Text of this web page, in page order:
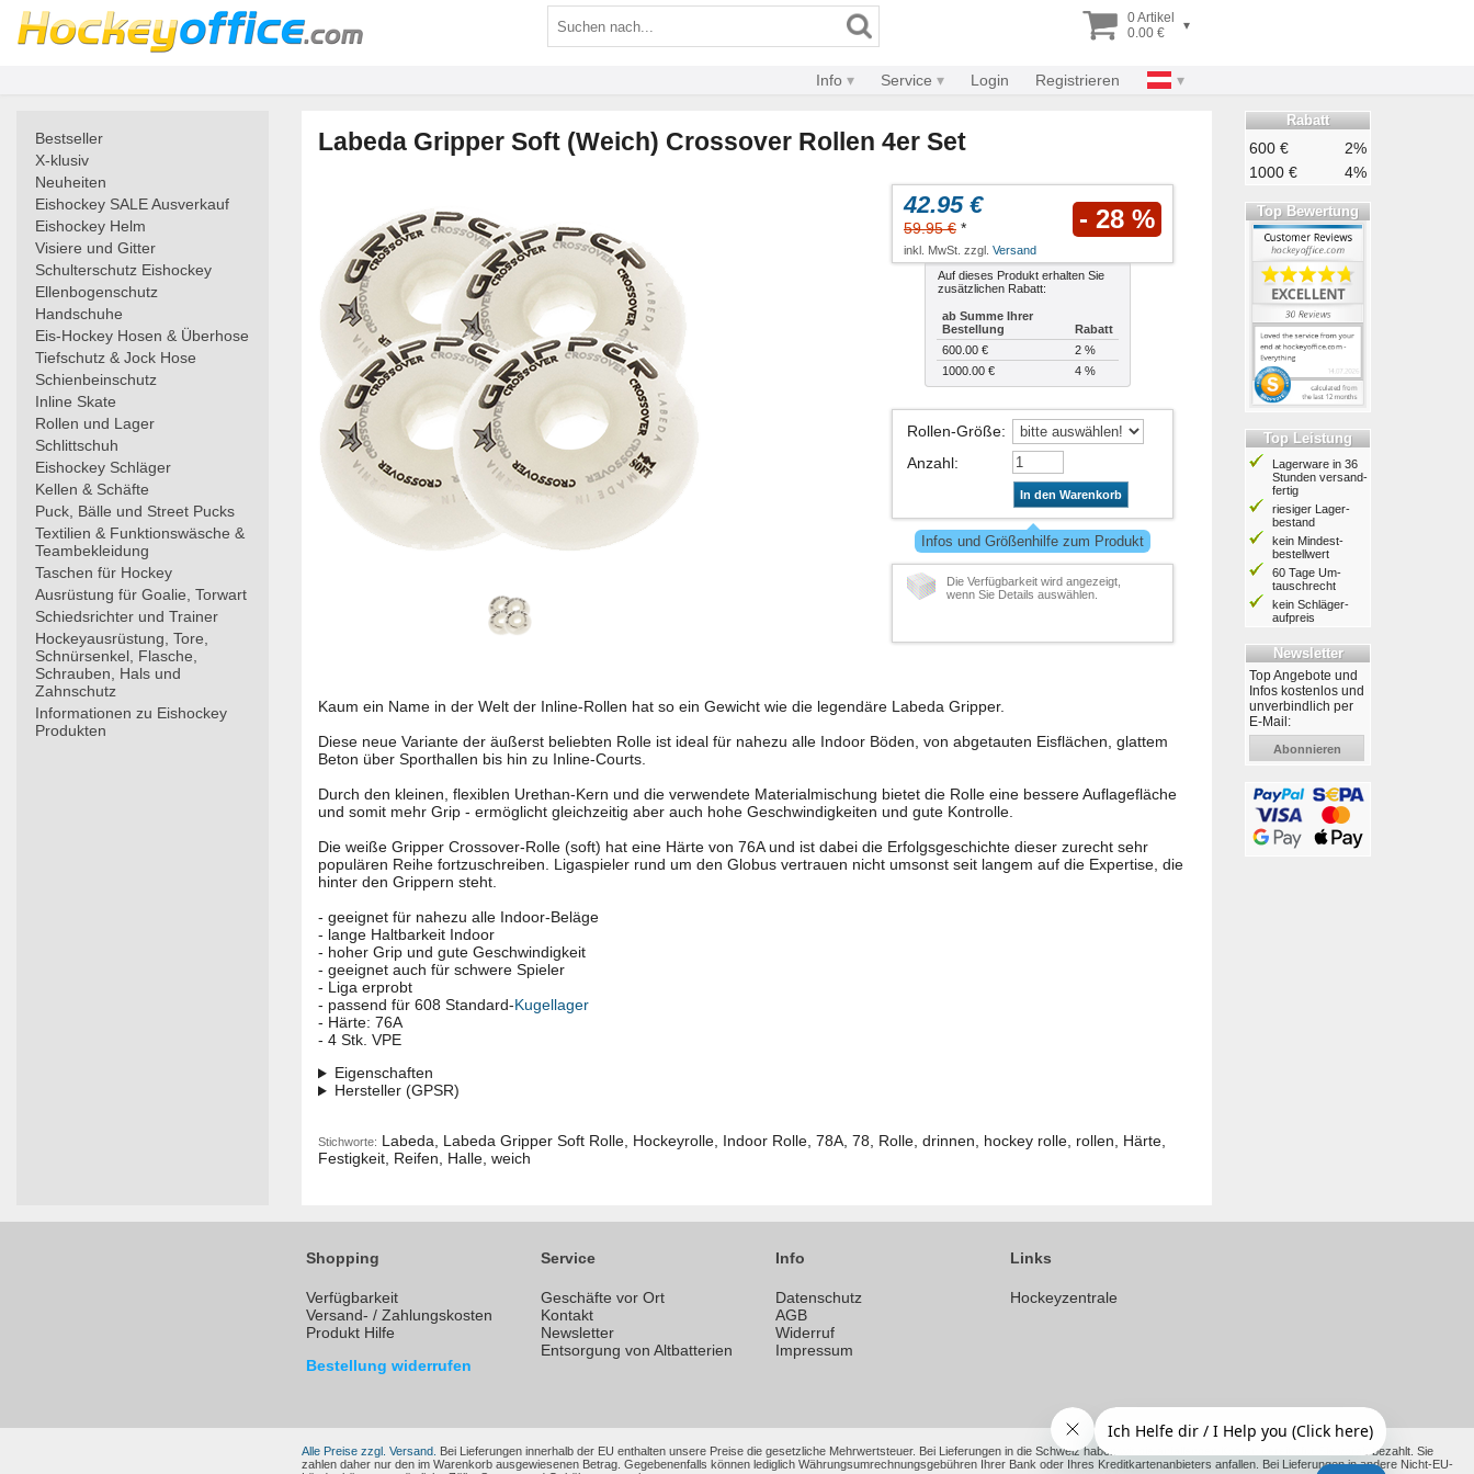
0 Artikel
0.00 €
▾
Info Service Login Registrieren
Bestseller
X-klusiv
Neuheiten
Eishockey SALE Ausverkauf
Eishockey Helm
Visiere und Gitter
Schulterschutz Eishockey
Ellenbogenschutz
Handschuhe
Eis-Hockey Hosen & Überhose
Tiefschutz & Jock Hose
Schienbeinschutz
Inline Skate
Rollen und Lager
Schlittschuh
Eishockey Schläger
Kellen & Schäfte
Puck, Bälle und Street Pucks
Textilien & Funktionswäsche &
Teambekleidung
Taschen für Hockey
Ausrüstung für Goalie, Torwart
Schiedsrichter und Trainer
Hockeyausrüstung, Tore,
Schnürsenkel, Flasche,
Schrauben, Hals und
Zahnschutz
Informationen zu Eishockey
Produkten
Labeda Gripper Soft (Weich) Crossover Rollen 4er Set
42.95 €
59.95 € * - 28 %
inkl. MwSt. zzgl. Versand
Auf dieses Produkt erhalten Sie
zusätzlichen Rabatt:
ab Summe Ihrer
Bestellung
Rabatt
600.00 €
2 %
1000.00 €
4 %
Rollen-Größe:
Anzahl:
In den Warenkorb
Infos und Größenhilfe zum Produkt
Die Verfügbarkeit wird angezeigt,
wenn Sie Details auswählen.
Kaum ein Name in der Welt der Inline-Rollen hat so ein Gewicht wie die legendäre Labeda Gripper.
Diese neue Variante der äußerst beliebten Rolle ist ideal für nahezu alle Indoor Böden, von abgetauten Eisflächen, glattem
Beton über Sporthallen bis hin zu Inline-Courts.
Durch den kleinen, flexiblen Urethan-Kern und die verwendete Materialmischung bietet die Rolle eine bessere Auflagefläche
und somit mehr Grip - ermöglicht gleichzeitig aber auch hohe Geschwindigkeiten und gute Kontrolle.
Die weiße Gripper Crossover-Rolle (soft) hat eine Härte von 76A und ist dabei die Erfolgsgeschichte dieser zurecht sehr
populären Reihe fortzuschreiben. Ligaspieler rund um den Globus vertrauen nicht umsonst seit langem auf die Expertise, die
hinter den Grippern steht.
- geeignet für nahezu alle Indoor-Beläge
- lange Haltbarkeit Indoor
- hoher Grip und gute Geschwindigkeit
- geeignet auch für schwere Spieler
- Liga erprobt
- passend für 608 Standard-Kugellager
- Härte: 76A
- 4 Stk. VPE
Eigenschaften
Hersteller (GPSR)
Stichworte: Labeda, Labeda Gripper Soft Rolle, Hockeyrolle, Indoor Rolle, 78A, 78, Rolle, drinnen, hockey rolle, rollen, Härte,
Festigkeit, Reifen, Halle, weich
Rabatt
600 €
2%
1000 €
4%
Top Bewertung
Top Leistung
Lagerware in 36
Stunden ver­sand­
fertig
riesiger Lager­
bestand
kein Mindest­
bestell­wert
60 Tage Um­
tausch­recht
kein Schläger­
aufpreis
Newsletter
Top Angebote und
Infos kostenlos und
unverbindlich per
E-Mail:
Abonnieren
Shopping
Verfügbarkeit
Versand- / Zahlungskosten
Produkt Hilfe
Bestellung widerrufen
Service
Geschäfte vor Ort
Kontakt
Newsletter
Entsorgung von Altbatterien
Info
Datenschutz
AGB
Widerruf
Impressum
Links
Hockeyzentrale
Alle Preise zzgl. Versand. Bei Lieferungen innerhalb der EU enthalten unsere Preise die gesetzliche Mehrwertsteuer. Bei Lieferungen in die Schweiz haben wir die anfallenden Kosten bereits für Sie vorab bezahlt. Sie
zahlen daher nur den im Warenkorb ausgewiesenen Betrag. Gegebenenfalls können lediglich Währungsumrechnungsgebühren Ihrer Bank oder Ihres Kreditkartenanbieters anfallen. Bei Lieferungen in andere Nicht-EU-